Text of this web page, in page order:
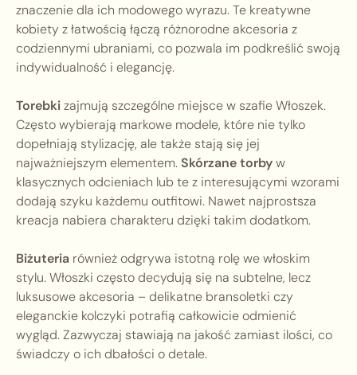
znaczenie dla ich modowego wyrazu. Te kreatywne
kobiety z łatwością łączą różnorodne akcesoria z
codziennymi ubraniami, co pozwala im podkreślić swoją
indywidualność i elegancję.
Torebkizajmują szczególne miejsce w szafie Włoszek.
Często wybierają markowe modele, które nie tylko
dopełniają stylizację, ale także stają się jej
najważniejszym elementem.Skórzane torbyw
klasycznych odcieniach lub te z interesującymi wzorami
dodają szyku każdemu outfitowi. Nawet najprostsza
kreacja nabiera charakteru dzięki takim dodatkom.
Biżuteria również odgrywa istotną rolę we włoskim
stylu. Włoszki często decydują się na subtelne, lecz
luksusowe akcesoria – delikatne bransoletki czy
eleganckie kolczyki potrafią całkowicie odmienić
wygląd. Zazwyczaj stawiają na jakość zamiast ilości, co
świadczy o ich dbałości o detale.